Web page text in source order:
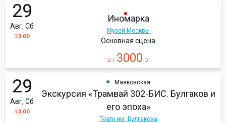
29
Авг, Сб
13:00
Иномарка
Музей Москвы
Основная сцена
от 3000 р.
29
Авг, Сб
13:00
Маяковская
Экскурсия «Трамвай 302-БИС. Булгаков и
его эпоха»
Театр им. Булгакова